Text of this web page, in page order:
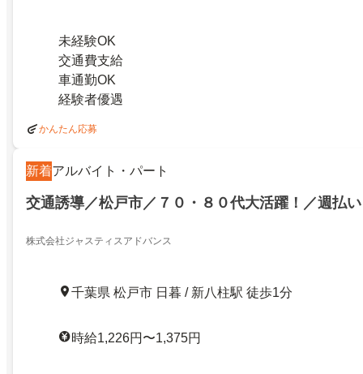
未経験OK
交通費支給
車通勤OK
経験者優遇
かんたん応募
新着アルバイト・パート
交通誘導／松戸市／７０・８０代大活躍！／週払い
株式会社ジャスティスアドバンス
千葉県 松戸市 日暮 / 新八柱駅 徒歩1分
時給1,226円〜1,375円